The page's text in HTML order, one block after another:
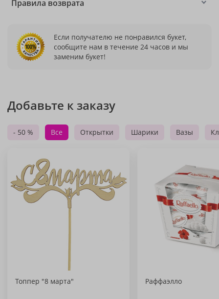
Правила возврата
Если получателю не понравился букет,
сообщите нам в течение 24 часов и мы
заменим букет!
Добавьте к заказу
- 50 % Все Открытки Шарики Вазы
Топпер "8 марта" Раффаэлло